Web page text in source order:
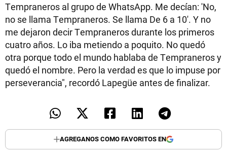
Tempraneros al grupo de WhatsApp. Me decían: 'No,
no se llama Tempraneros. Se llama De 6 a 10'. Y no
me dejaron decir Tempraneros durante los primeros
cuatro años. Lo iba metiendo a poquito. No quedó
otra porque todo el mundo hablaba de Tempraneros y
quedó el nombre. Pero la verdad es que lo impuse por
perseverancia", recordó Lapegüe antes de finalizar.
AGREGANOS COMO FAVORITOS EN